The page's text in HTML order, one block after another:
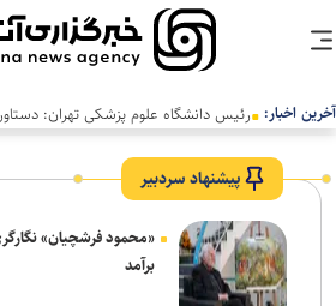
آخرین اخبار: رئیس دانشگاه علوم پزشکی تهران:
پیشنهاد سردبیر
«محمود فرشچیان»
برآمد